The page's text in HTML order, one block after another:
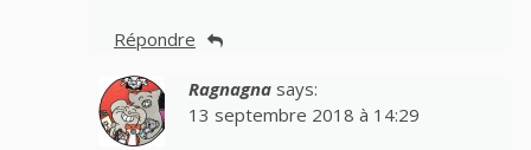
Répondre
Ragnagna says:
13 septembre 2018 à 14:29